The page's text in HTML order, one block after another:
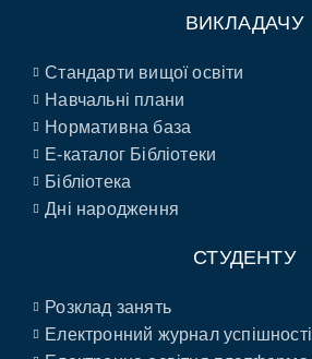
ВИКЛАДАЧУ
Стандарти вищої освіти
Навчальні плани
Нормативна база
E-каталог Бібліотеки
Бібліотека
Дні народження
СТУДЕНТУ
Розклад занять
Електронний журнал успішності